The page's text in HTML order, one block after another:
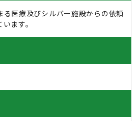
る医療及びシルバー施設からの依頼
ます。